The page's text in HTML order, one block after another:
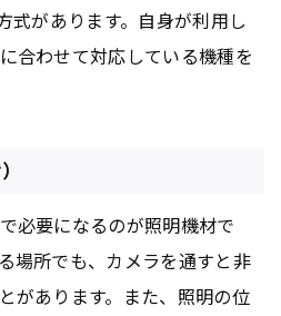
式があります。自身が利用し
合わせて対応している機種を
必要になるのが照明機材で
場所でも、カメラを通すと非
があります。また、照明の位